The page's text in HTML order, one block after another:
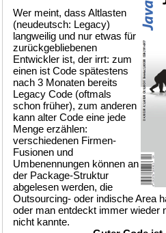
Wer meint, dass Altlasten
(neudeutsch: Legacy)
langweilig und nur etwas für
zurückgebliebenen
Entwickler ist, der irrt: zum
einen ist Code spätestens
nach 3 Monaten bereits
Legacy Code (oftmals
schon früher), zum anderen
kann alter Code eine jede
Menge erzählen:
verschiedenen Firmen-
Fusionen und
Umbenennungen können an
der Package-Struktur
abgelesen werden, die
Outsourcing- oder indische Area
oder man entdeckt immer wieder
nicht kannte.